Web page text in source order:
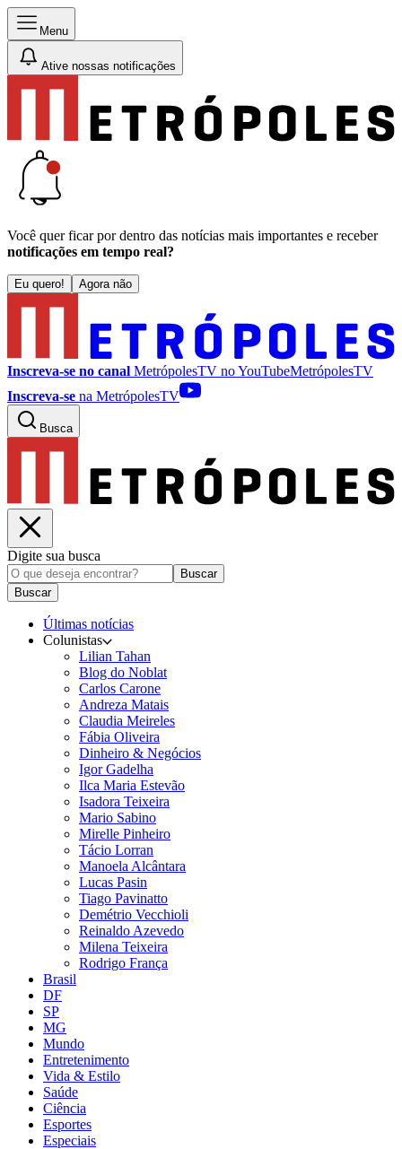
Menu
Ative nossas notificações
Você quer ficar por dentro das notícias mais importantes e receber
notificações em tempo real?
Eu quero! Agora não
Inscreva-se no canal MetrópolesTV noYouTubeMetrópolesTV
Inscreva-se na MetrópolesTV
Busca
Digite sua busca
Buscar
Buscar
Últimas notícias
Colunistas
Lilian Tahan
Blog do Noblat
Carlos Carone
Andreza Matais
Claudia Meireles
Fábia Oliveira
Dinheiro & Negócios
Igor Gadelha
Ilca Maria Estevão
Isadora Teixeira
Mario Sabino
Mirelle Pinheiro
Tácio Lorran
Manoela Alcântara
Lucas Pasin
Tiago Pavinatto
Demétrio Vecchioli
Reinaldo Azevedo
Milena Teixeira
Rodrigo França
Brasil
DF
SP
MG
Mundo
Entretenimento
Vida & Estilo
Saúde
Ciência
Esportes
Especiais